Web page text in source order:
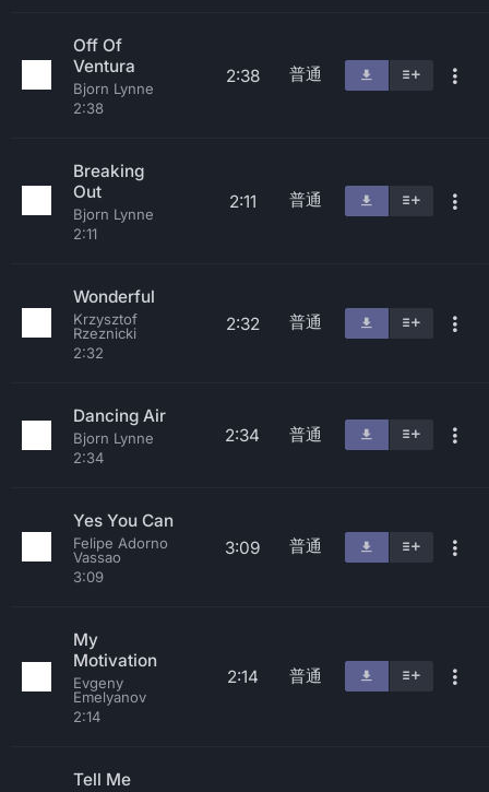
Off Of
Ventura
Bjorn Lynne
2:38
2:38 普通
Breaking
Out
Bjorn Lynne
2:11
2:11 普通
Wonderful
Krzysztof
Rzeznicki
2:32
2:32 普通
Dancing Air
Bjorn Lynne
2:34
2:34 普通
Yes You Can
Felipe Adorno
Vassao
3:09
3:09 普通
My
Motivation
Evgeny
Emelyanov
2:14
2:14 普通
Tell Me